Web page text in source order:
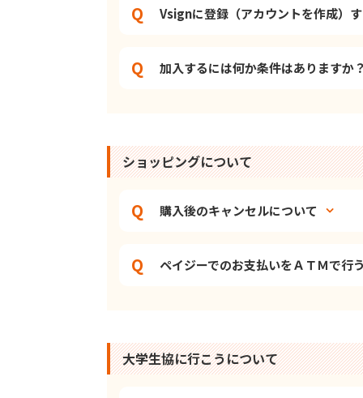
Vsignに登録（アカウントを作成）
加入するには何か条件はありますか？
ショッピングについて
購入後のキャンセルについて
ペイジーでのお支払いをＡＴＭで行
大学生協に行こうについて